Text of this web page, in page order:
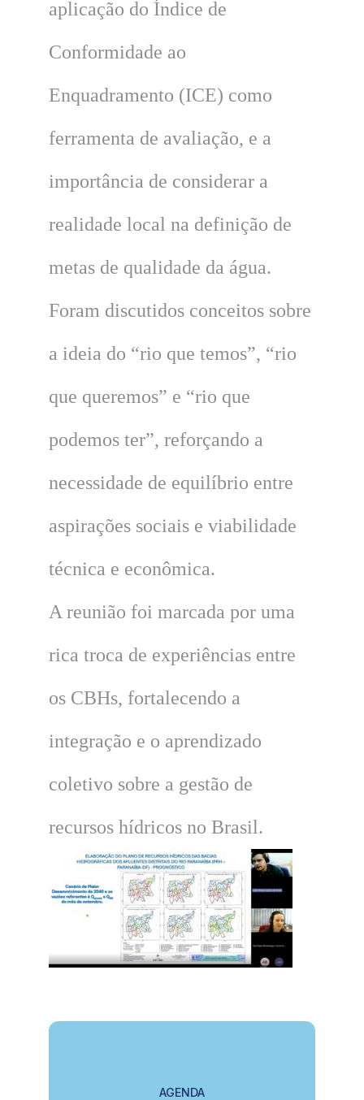
aplicação do Índice de
Conformidade ao
Enquadramento (ICE) como
ferramenta de avaliação, e a
importância de considerar a
realidade local na definição de
metas de qualidade da água.
Foram discutidos conceitos sobre
a ideia do “rio que temos”, “rio
que queremos” e “rio que
podemos ter”, reforçando a
necessidade de equilíbrio entre
aspirações sociais e viabilidade
técnica e econômica.
A reunião foi marcada por uma
rica troca de experiências entre
os CBHs, fortalecendo a
integração e o aprendizado
coletivo sobre a gestão de
recursos hídricos no Brasil.
AGENDA